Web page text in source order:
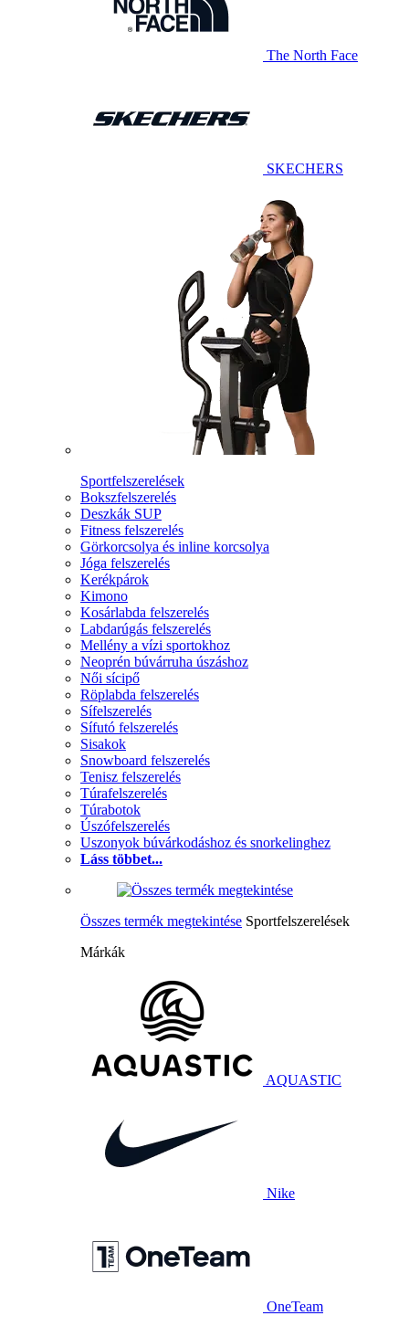
The North Face
SKECHERS
Sportfelszerelések
Bokszfelszerelés
Deszkák SUP
Fitness felszerelés
Görkorcsolya és inline korcsolya
Jóga felszerelés
Kerékpárok
Kimono
Kosárlabda felszerelés
Labdarúgás felszerelés
Mellény a vízi sportokhoz
Neoprén búvárruha úszáshoz
Női sícipő
Röplabda felszerelés
Sífelszerelés
Sífutó felszerelés
Sisakok
Snowboard felszerelés
Tenisz felszerelés
Túrafelszerelés
Túrabotok
Úszófelszerelés
Uszonyok búvárkodáshoz és snorkelinghez
Láss többet...
Összes termék megtekintése Sportfelszerelések
Márkák
AQUASTIC
Nike
OneTeam